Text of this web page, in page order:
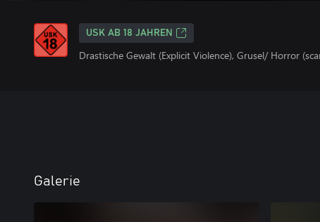
USK AB 18 JAHREN
Drastische Gewalt (Explicit Violence), Grusel/ Horror
Galerie